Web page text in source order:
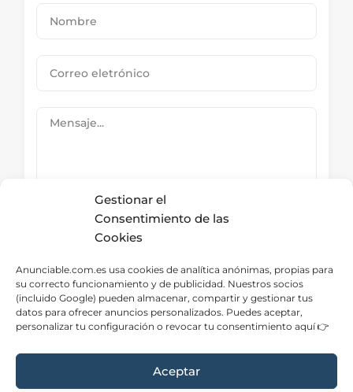
Gestionar el
Consentimiento de las
Cookies
Anunciable.com.es usa cookies de analítica anónimas, propias para
su correcto funcionamiento y de publicidad. Nuestros socios
(incluido Google) pueden almacenar, compartir y gestionar tus
datos para ofrecer anuncios personalizados. Puedes aceptar,
personalizar tu configuración o revocar tu consentimiento aquí 👉
Aceptar
Submit Now
Directorio – Categorías